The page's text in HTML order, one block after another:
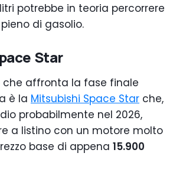
potrebbe in teoria percorrere
di gasolio.
Star
che affronta la fase finale
è la Mitsubishi Space Star che,
probabilmente nel 2026,
a listino con un motore molto
base di appena 15.900